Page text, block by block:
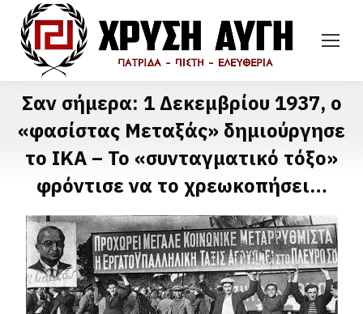
Σαν σήμερα: 1 Δεκεμβρίου 1937, ο
«φασίστας Μεταξάς» δημιούργησε
το ΙΚΑ – Το «συνταγματικό τόξο»
φρόντισε να το χρεωκοπήσει…